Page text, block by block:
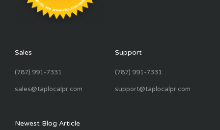
Sales
(787) 991-7331
sales@taplocalpr.com
Support
(787) 991-7331
support@taplocalpr.com
Newest Blog Article